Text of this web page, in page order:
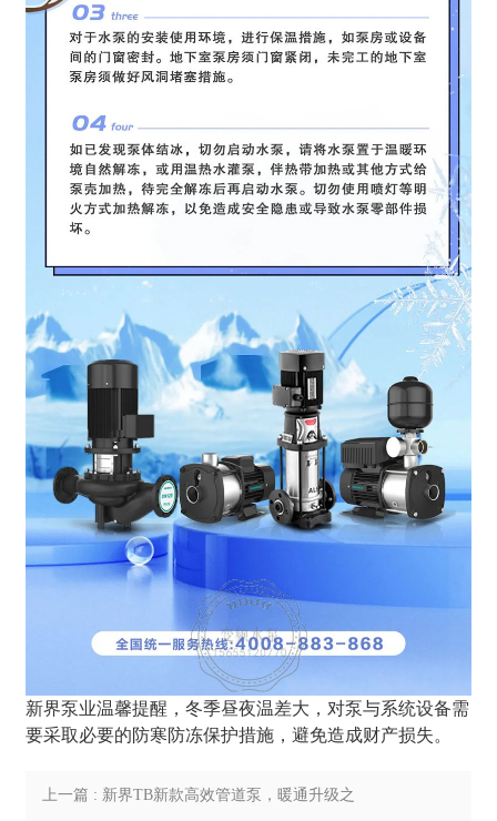
新界泵业温馨提醒，冬季昼夜温差大，对泵与系统设备需
要采取必要的防寒防冻保护措施，避免造成财产损失。
上一篇 : 新界TB新款高效管道泵，暖通升级之